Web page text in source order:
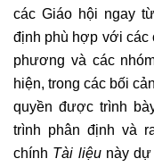
các Giáo hội ngay
định phù hợp với các
phương và các
hiện, trong các bối
quyền được trình
trình phân định và
chính Tài liệunày dự